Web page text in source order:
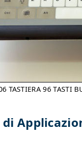
TASTIERA 96 TASTI
di